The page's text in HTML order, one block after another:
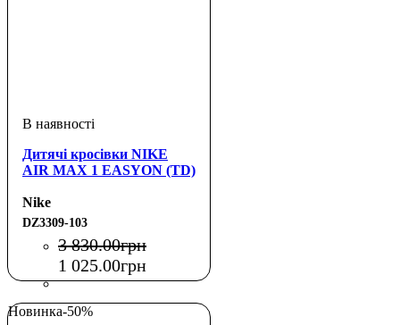
Дитячі кросівки NIKE
AIR MAX 1 EASYON (TD)
Nike
DZ3309-103
3 830.00грн
1 025.00грн
Новинка-50%